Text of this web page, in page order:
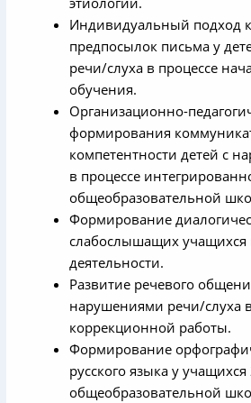
Индивидуальный подход
предпосылок письма у
речи/слуха в процессе
обучения.
Организационно-
формирования
компетентности детей с
в процессе
общеобразовательной
Формирование
слабослышащих учащихся
деятельности.
Развитие речевого
нарушениями речи/слуха
коррекционной работы.
Формирование
русского языка у учащихся
общеобразовательной